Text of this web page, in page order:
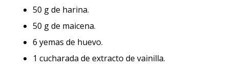
50 g de harina.
50 g de maicena.
6 yemas de huevo.
1 cucharada de extracto de vainilla.